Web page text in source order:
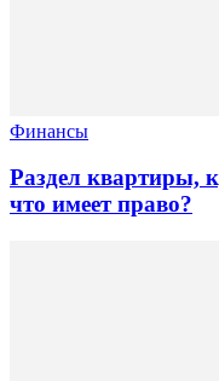
Финансы
Раздел квартиры,
что имеет право?